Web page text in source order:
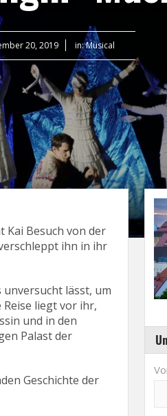
20, 2019 in:Musical
Kai Besuch von der
ihn in ihr
lässt, um
liegt vor ihr,
und in den
Palast der
Geschichte der